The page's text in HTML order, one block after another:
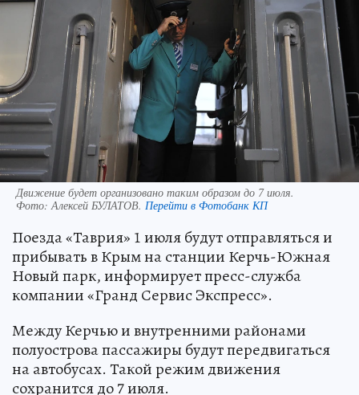
Движение будет организовано таким образом до 7 июля.
Фото:Алексей БУЛАТОВ. Перейти в Фотобанк КП
Поезда «Таврия» 1 июля будут отправляться и
прибывать в Крым на станции Керчь-Южная
Новый парк, информирует пресс-служба
компании «Гранд Сервис Экспресс».
Между Керчью и внутренними районами
полуострова пассажиры будут передвигаться
на автобусах. Такой режим движения
сохранится до 7 июля.